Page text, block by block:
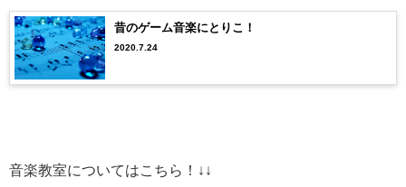
昔のゲーム音楽にとりこ！
2020.7.24
音楽教室についてはこちら！↓↓